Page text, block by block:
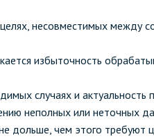
несовместимых между
избыточность
случаях и
неполных или неточных
дольше, чем этого требуют